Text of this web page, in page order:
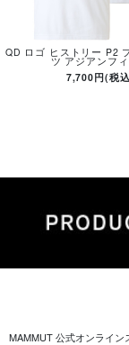
QD ロゴ ヒストリー P2
ツ アジアンフィ
7,700円(税
MAMMUT 公式オンライン